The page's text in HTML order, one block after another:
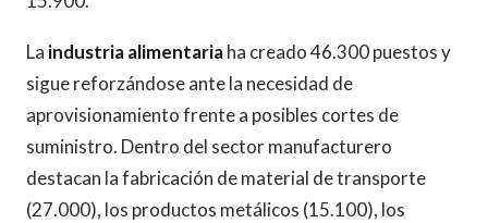
La industria alimentariaha creado 46.300 puestos y
sigue reforzándose ante la necesidad de
aprovisionamiento frente a posibles cortes de
suministro. Dentro del sector manufacturero
destacan la fabricación de material de transporte
(27.000), los productos metálicos (15.100), los